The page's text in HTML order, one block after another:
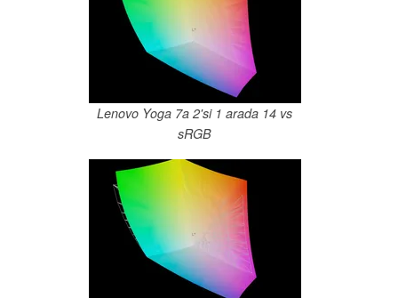
Lenovo Yoga 7a 2'si 1 arada 14 vs
sRGB